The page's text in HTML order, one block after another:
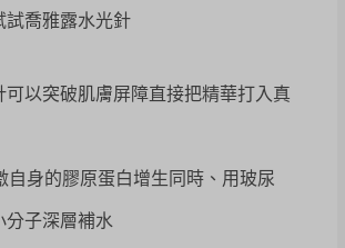
試喬雅露水光針
可以突破肌膚屏障直接把精華打入真
自身的膠原蛋白增生同時、用玻尿
分子深層補水